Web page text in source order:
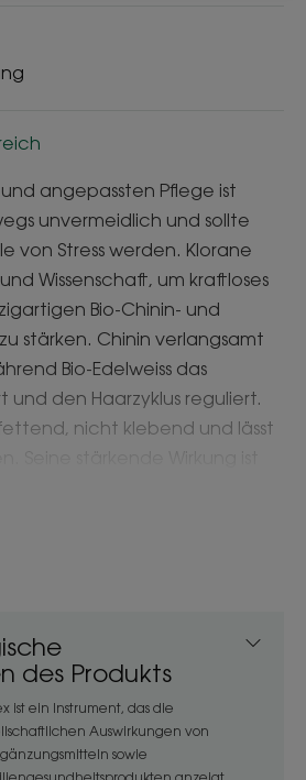
angepassten Pflege ist
unvermeidlich und sollte
von Stress werden. Klorane
Wissenschaft, um kraftloses
Bio-Chinin- und
stärken. Chinin verlangsamt
Bio-Edelweiss das
und den Haarzyklus reguliert.
nicht klebend und lässt
und die Kopfhaut gesprüht
wieder in Form und
Das Haar entfaltet
mit einem Duft aus
Verträgt sich mit dem Stillen.
des Produkts
ist ein Instrument, das die
Auswirkungen von
sowie